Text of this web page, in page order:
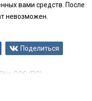
вами средств. После
невозможен.
Поделиться
GOG (PC)